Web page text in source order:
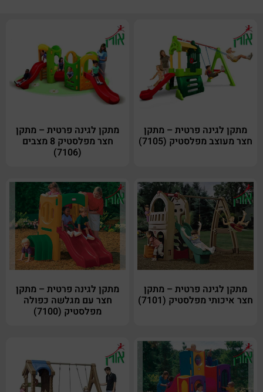
מתקן לגינה פרטית – מתקן
חצר מעוצב מפלסטיק (7105)
מתקן לגינה פרטית – מתקן
חצר מפלסטיק 8 מצבים
(7106)
מתקן לגינה פרטית – מתקן
חצר איכותי מפלסטיק (7101)
מתקן לגינה פרטית – מתקן
חצר עם מגלשה כפולה
מפלסטיק (7100)